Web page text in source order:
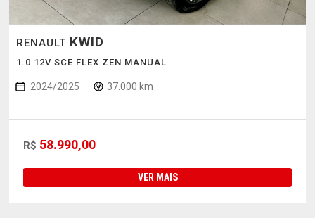
RENAULT KWID
1.0 12V SCE FLEX ZEN MANUAL
2024/2025 37.000 km
R$ 58.990,00
VER MAIS